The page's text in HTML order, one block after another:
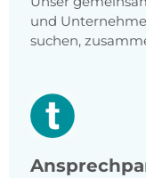
und
suchen,